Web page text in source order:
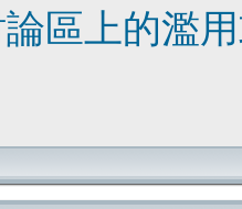
區上的濫